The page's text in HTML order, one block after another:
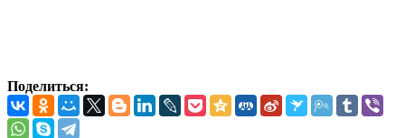
Поделиться: